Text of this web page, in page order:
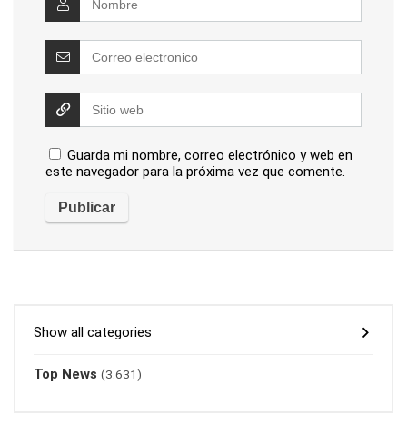
Guarda mi nombre, correo electrónico y web en
este navegador para la próxima vez que comente.
Show all categories
Top News (3.631)